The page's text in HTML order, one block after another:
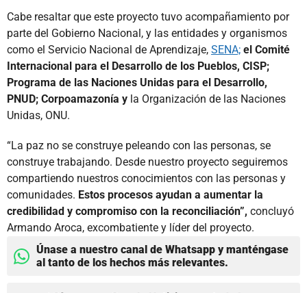
Cabe resaltar que este proyecto tuvo acompañamiento por
parte del Gobierno Nacional, y las entidades y organismos
como el Servicio Nacional de Aprendizaje, SENA; el Comité
Internacional para el Desarrollo de los Pueblos, CISP;
Programa de las Naciones Unidas para el Desarrollo,
PNUD; Corpoamazonía y la Organización de las Naciones
Unidas, ONU.
“La paz no se construye peleando con las personas, se
construye trabajando. Desde nuestro proyecto seguiremos
compartiendo nuestros conocimientos con las personas y
comunidades. Estos procesos ayudan a aumentar la
credibilidad y compromiso con la reconciliación”, concluyó
Armando Aroca, excombatiente y líder del proyecto.
Únase a nuestro canal de Whatsapp y manténgase
al tanto de los hechos más relevantes.